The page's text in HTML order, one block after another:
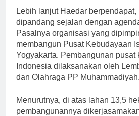
Lebih lanjut Haedar
dipandang sejalan dengan
Pasalnya organisasi yang
membangun Pusat Kebudayaan
Yogyakarta. Pembangunan pusat
Indonesia dilaksanakan oleh
dan Olahraga PP Muhammadiyah.
Menurutnya, di atas lahan 13,5
pembangunannya